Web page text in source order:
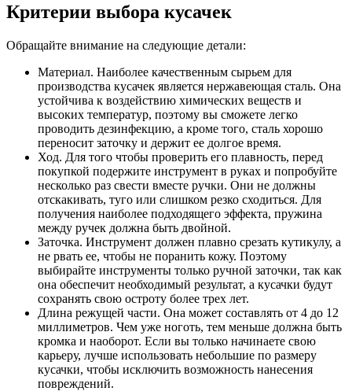
Критерии выбора кусачек
Обращайте внимание на следующие детали:
Материал. Наиболее качественным сырьем для
производства кусачек является нержавеющая сталь. Она
устойчива к воздействию химических веществ и
высоких температур, поэтому вы сможете легко
проводить дезинфекцию, а кроме того, сталь хорошо
переносит заточку и держит ее долгое время.
Ход. Для того чтобы проверить его плавность, перед
покупкой подержите инструмент в руках и попробуйте
несколько раз свести вместе ручки. Они не должны
отскакивать, туго или слишком резко сходиться. Для
получения наиболее подходящего эффекта, пружина
между ручек должна быть двойной.
Заточка. Инструмент должен плавно срезать кутикулу, а
не рвать ее, чтобы не поранить кожу. Поэтому
выбирайте инструменты только ручной заточки, так как
она обеспечит необходимый результат, а кусачки будут
сохранять свою остроту более трех лет.
Длина режущей части. Она может составлять от 4 до 12
миллиметров. Чем уже ноготь, тем меньше должна быть
кромка и наоборот. Если вы только начинаете свою
карьеру, лучше использовать небольшие по размеру
кусачки, чтобы исключить возможность нанесения
повреждений.